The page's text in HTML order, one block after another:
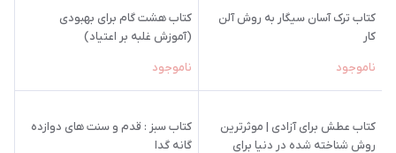
کتاب ترک آسان سیگار به روش آلن
کار
ناموجود
کتاب هشت گام برای بهبودی
(آموزش غلبه بر اعتیاد)
ناموجود
کتاب عطش برای آزادی | موثرترین
روش شناخته شده در دنیا برای
کتاب سبز : قدم و سنت های دوازده
گانه گدا